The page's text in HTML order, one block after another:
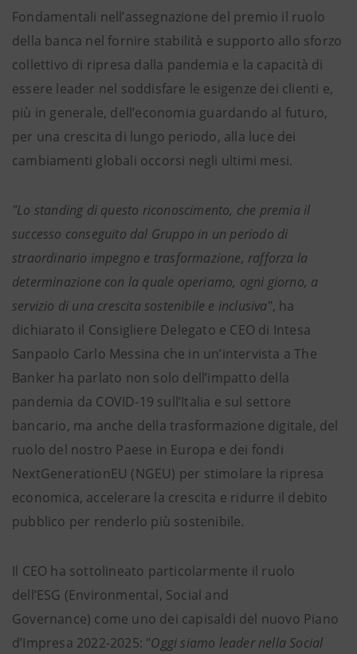
Fondamentali nell’assegnazione del premio il ruolo
della banca nel fornire stabilità e supporto allo sforzo
collettivo di ripresa dalla pandemia e la capacità di
essere leader nel soddisfare le esigenze dei clienti e,
più in generale, dell’economia guardando al futuro,
per una crescita di lungo periodo, alla luce dei
cambiamenti globali occorsi negli ultimi mesi.
"Lo standing di questo riconoscimento, che premia il
successo conseguito dal Gruppo in un periodo di
straordinario impegno e trasformazione, rafforza la
determinazione con la quale operiamo, ogni giorno, a
servizio di una crescita sostenibile e inclusiva", ha
dichiarato il Consigliere Delegato e CEO di Intesa
Sanpaolo Carlo Messina che in un’intervista a The
Banker ha parlato non solo dell’impatto della
pandemia da COVID-19 sull’Italia e sul settore
bancario, ma anche della trasformazione digitale, del
ruolo del nostro Paese in Europa e dei fondi
NextGenerationEU (NGEU) per stimolare la ripresa
economica, accelerare la crescita e ridurre il debito
pubblico per renderlo più sostenibile.
Il CEO ha sottolineato particolarmente il ruolo
dell’ESG (Environmental, Social and
Governance) come uno dei capisaldi del nuovo Piano
d’Impresa 2022-2025: "Oggi siamo leader nella Social